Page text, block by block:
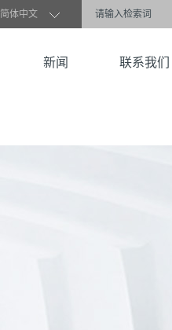
简体中文
新闻 联系我们